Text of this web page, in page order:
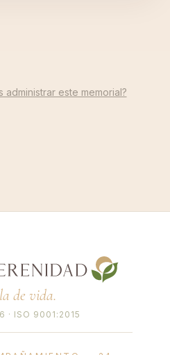
administrar este memorial?
de vida.
· ISO 9001:2015